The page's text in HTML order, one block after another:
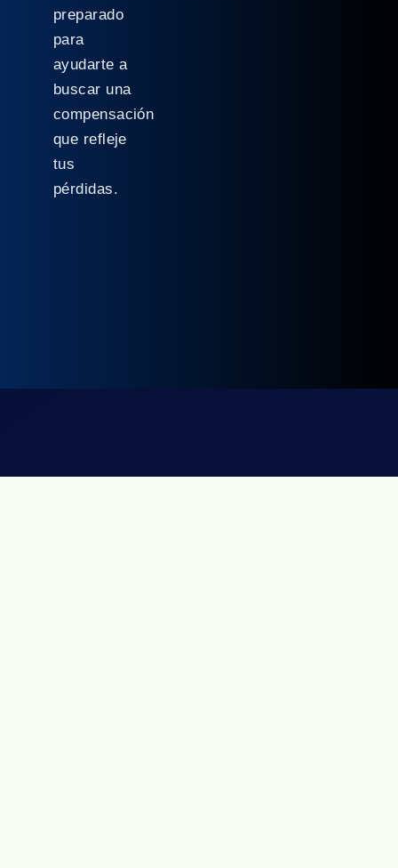
preparado
para
ayudarte a
buscar una
compensación
que refleje
tus
pérdidas.